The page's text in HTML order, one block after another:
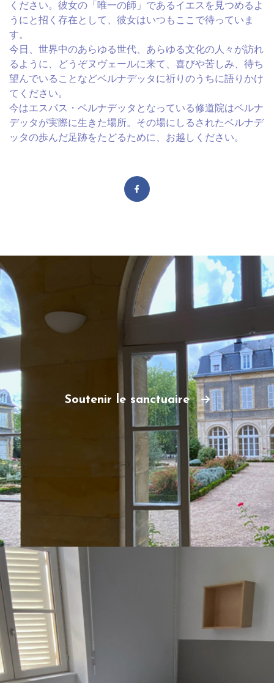
ください。彼女の「唯一の師」であるイエスを見つめるよ
うにと招く存在として、彼女はいつもここで待っていま
す。
今日、世界中のあらゆる世代、あらゆる文化の人々が訪れ
るように、どうぞヌヴェールに来て、喜びや苦しみ、待ち
望んでいることなどベルナデッタに祈りのうちに語りかけ
てください。
今はエスパス・ベルナデッタとなっている修道院はベルナ
デッタが実際に生きた場所。その場にしるされたベルナデ
ッタの歩んだ足跡をたどるために、お越しください。
Soutenir le sanctuaire